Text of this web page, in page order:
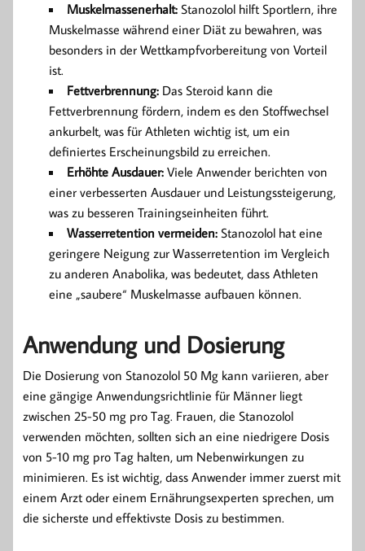
Muskelmassenerhalt: Stanozolol hilft Sportlern, ihre
Muskelmasse während einer Diät zu bewahren, was
besonders in der Wettkampfvorbereitung von Vorteil
ist.
Fettverbrennung: Das Steroid kann die
Fettverbrennung fördern, indem es den Stoffwechsel
ankurbelt, was für Athleten wichtig ist, um ein
definiertes Erscheinungsbild zu erreichen.
Erhöhte Ausdauer: Viele Anwender berichten von
einer verbesserten Ausdauer und Leistungssteigerung,
was zu besseren Trainingseinheiten führt.
Wasserretention vermeiden: Stanozolol hat eine
geringere Neigung zur Wasserretention im Vergleich
zu anderen Anabolika, was bedeutet, dass Athleten
eine „saubere“ Muskelmasse aufbauen können.
Anwendung und Dosierung
Die Dosierung von Stanozolol 50 Mg kann variieren, aber
eine gängige Anwendungsrichtlinie für Männer liegt
zwischen 25-50 mg pro Tag. Frauen, die Stanozolol
verwenden möchten, sollten sich an eine niedrigere Dosis
von 5-10 mg pro Tag halten, um Nebenwirkungen zu
minimieren. Es ist wichtig, dass Anwender immer zuerst mit
einem Arzt oder einem Ernährungsexperten sprechen, um
die sicherste und effektivste Dosis zu bestimmen.